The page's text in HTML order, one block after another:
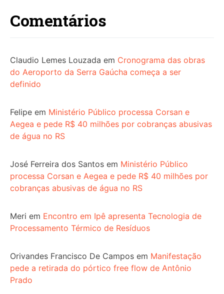
Comentários
Claudio Lemes Louzada em Cronograma das obras
do Aeroporto da Serra Gaúcha começa a ser
definido
Felipe em Ministério Público processa Corsan e
Aegea e pede R$ 40 milhões por cobranças abusivas
de água no RS
José Ferreira dos Santos em Ministério Público
processa Corsan e Aegea e pede R$ 40 milhões por
cobranças abusivas de água no RS
Meri em Encontro em Ipê apresenta Tecnologia de
Processamento Térmico de Resíduos
Orivandes Francisco De Campos em Manifestação
pede a retirada do pórtico free flow de Antônio
Prado